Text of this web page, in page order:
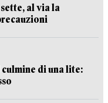
al via la
di una lite: